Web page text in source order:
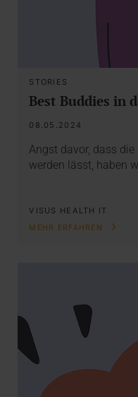
STORIES
Best Buddies in
08.05.2024
Angst davor, dass
werden lässt, haben
VISUS HEALTH IT
MEHR ERFAHREN